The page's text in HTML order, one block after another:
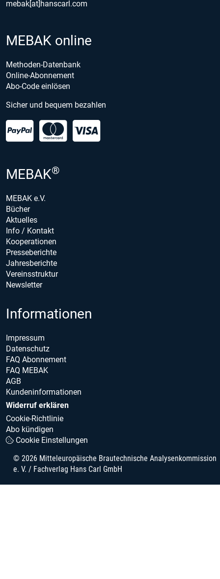
mebak[at]hanscarl.com
MEBAK online
Methoden-Datenbank
Online-Abonnement
Abo-Code einlösen
Sicher und bequem bezahlen
MEBAK®
MEBAK e.V.
Bücher
Aktuelles
Info / Kontakt
Kooperationen
Presseberichte
Jahresberichte
Vereinsstruktur
Newsletter
Informationen
Impressum
Datenschutz
FAQ Abonnement
FAQ MEBAK
AGB
Kundeninformationen
Widerruf erklären
Cookie-Richtlinie
Abo kündigen
Cookie Einstellungen
© 2026 Mitteleuropäische Brautechnische Analysenkommission
e. V. / Fachverlag Hans Carl GmbH